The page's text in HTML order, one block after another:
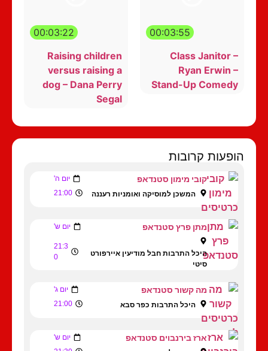
00:03:55
Class Janitor –
Ryan Erwin –
Stand-Up Comedy
00:03:22
Raising children
versus raising a
dog – Dana Perry
Segal
הופעות קרובות
קובי מימון סטנדאפ יום ה'
המשכן למוסיקה ואומניות רעננה 21:00
מתן פרץ סטנדאפ יום ש'
היכל התרבות חבל מודיעין איירפורט
סיטי
21:3
0
מה קשור סטנדאפ יום ג'
היכל התרבות כפר סבא 21:00
ארז בירנבוים סטנדאפ יום ש'